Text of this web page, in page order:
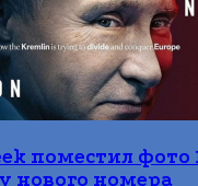
поместил
нового номера